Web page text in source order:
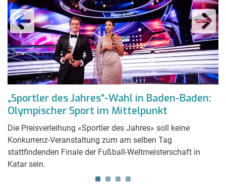
„Sportler des Jahres“-Wahl in Baden-Baden:
Olympischer Sport im Mittelpunkt
Die Preisverleihung «Sportler des Jahres» soll keine
Konkurrenz-Veranstaltung zum am selben Tag
stattfindenden Finale der Fußball-Weltmeisterschaft in
Katar sein.